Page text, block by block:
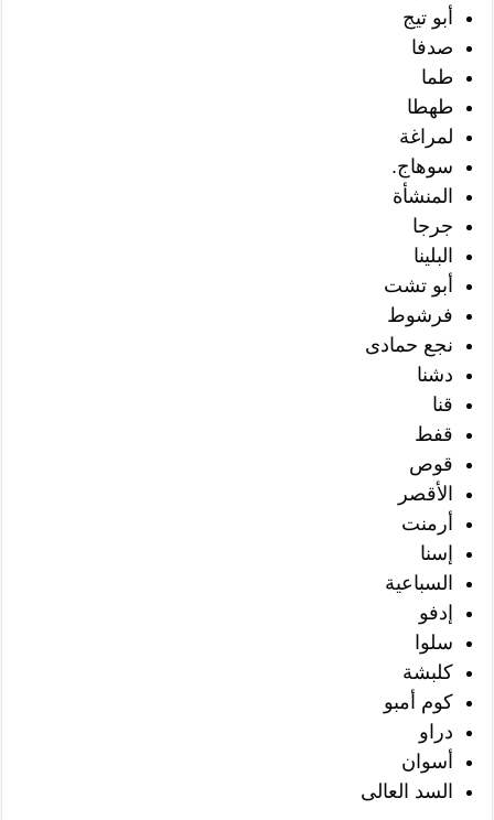
أبو تيج
صدفا
طما
طهطا
لمراغة
سوهاج.
المنشأة
جرجا
البلينا
أبو تشت
فرشوط
نجع حمادى
دشنا
قنا
قفط
قوص
الأقصر
أرمنت
إسنا
السباعية
إدفو
سلوا
كلبشة
كوم أمبو
دراو
أسوان
السد العالى